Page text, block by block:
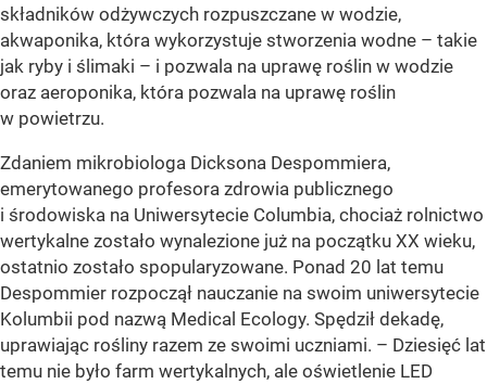
składników odżywczych rozpuszczane w wodzie,
akwaponika, która wykorzystuje stworzenia wodne – takie
jak ryby i ślimaki – i pozwala na uprawę roślin w wodzie
oraz aeroponika, która pozwala na uprawę roślin
w powietrzu.
Zdaniem mikrobiologa Dicksona Despommiera,
emerytowanego profesora zdrowia publicznego
i środowiska na Uniwersytecie Columbia, chociaż rolnictwo
wertykalne zostało wynalezione już na początku XX wieku,
ostatnio zostało spopularyzowane. Ponad 20 lat temu
Despommier rozpoczął nauczanie na swoim uniwersytecie
Kolumbii pod nazwą Medical Ecology. Spędził dekadę,
uprawiając rośliny razem ze swoimi uczniami. – Dziesięć lat
temu nie było farm wertykalnych, ale oświetlenie LED